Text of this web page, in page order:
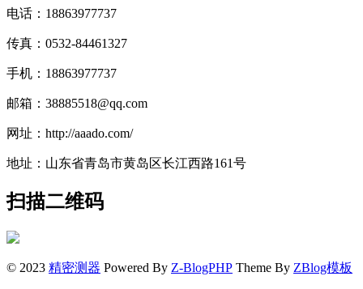
电话：18863977737
传真：0532-84461327
手机：18863977737
邮箱：38885518@qq.com
网址：http://aaado.com/
地址：山东省青岛市黄岛区长江西路161号
扫描二维码
© 2023 精密测器 Powered By Z-BlogPHP Theme By ZBlog模板